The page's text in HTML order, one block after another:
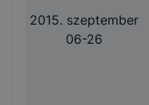
2015. szeptember
06-26